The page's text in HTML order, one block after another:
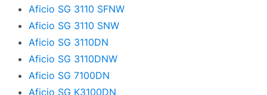
Aficio SG 3110 SFNW
Aficio SG 3110 SNW
Aficio SG 3110DN
Aficio SG 3110DNW
Aficio SG 7100DN
Aficio SG K3100DN